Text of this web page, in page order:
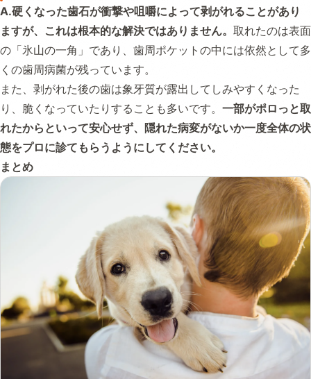
A.硬くなった歯石が衝撃や咀嚼によって剥がれることがあり
ますが、これは根本的な解決ではありません。 取れたのは表面
の「氷山の一角」であり、歯周ポケットの中には依然として多
くの歯周病菌が残っています。
また、剥がれた後の歯は象牙質が露出してしみやすくなった
り、脆くなっていたりすることも多いです。 一部がポロっと取
れたからといって安心せず、隠れた病変がないか一度全体の状
態をプロに診てもらうようにしてください。
まとめ